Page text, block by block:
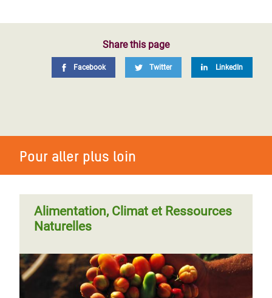
Share this page
Facebook Twitter LinkedIn
Pour aller plus loin
Alimentation, Climat et Ressources
Naturelles